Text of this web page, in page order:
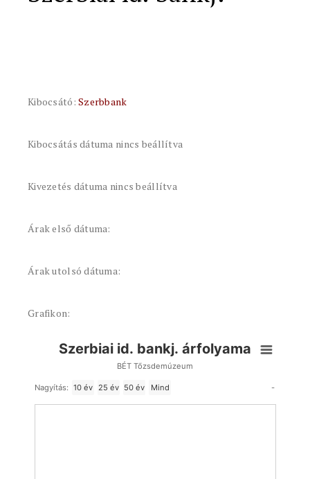
Kibocsátó:Szerbbank
Kibocsátás dátuma nincs beállítva
Kivezetés dátuma nincs beállítva
Árak első dátuma:
Árak utolsó dátuma:
Grafikon:
Szerbiai id. bankj. árfolyama
BÉT Tőzsdemúzeum
Nagyítás: 10 év 25 év 50 év Mind -